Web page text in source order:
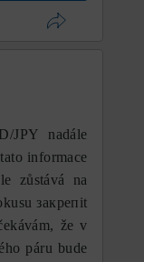
určí
nad
prorazit
šance
Naopak,
zvýší
otestuje
pro hlubší
JPY nadále
informace
zůstává na
закрепit
že v
páru bude